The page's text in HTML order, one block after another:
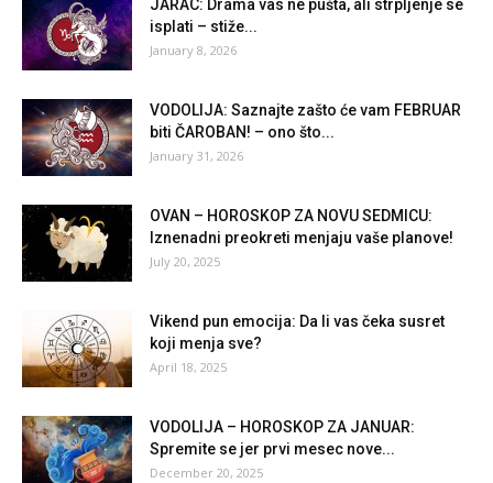
JARAC: Drama vas ne pušta, ali strpljenje se
isplati – stiže...
January 8, 2026
VODOLIJA: Saznajte zašto će vam FEBRUAR
biti ČAROBAN! – ono što...
January 31, 2026
OVAN – HOROSKOP ZA NOVU SEDMICU:
Iznenadni preokreti menjaju vaše planove!
July 20, 2025
Vikend pun emocija: Da li vas čeka susret
koji menja sve?
April 18, 2025
VODOLIJA – HOROSKOP ZA JANUAR:
Spremite se jer prvi mesec nove...
December 20, 2025